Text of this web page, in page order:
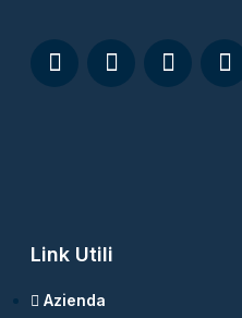
Link Utili
Azienda